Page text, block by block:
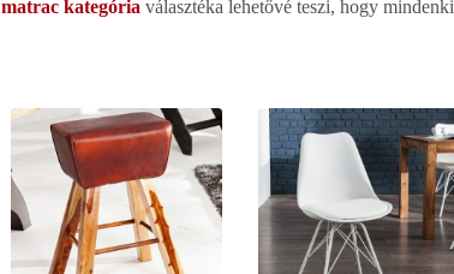
matrac kategória választéka lehetővé teszi, hogy mindenki